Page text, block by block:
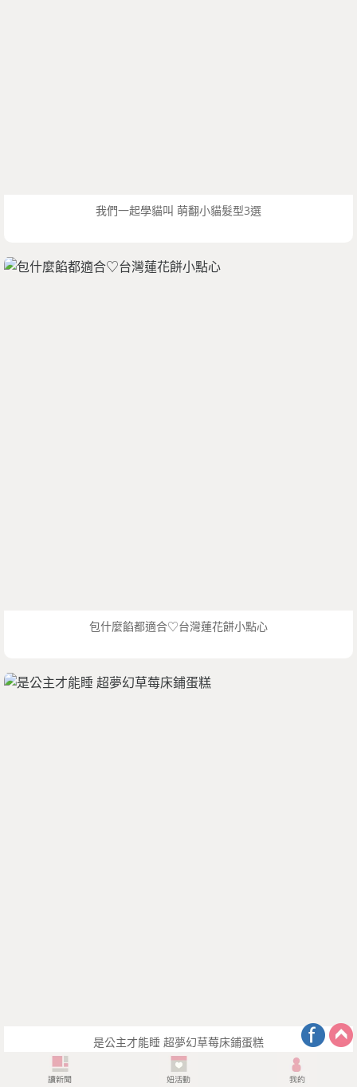
我們一起學貓叫 萌翻小貓髮型3選
包什麼餡都適合♡台灣蓮花餅小點心
是公主才能睡 超夢幻草莓床鋪蛋糕